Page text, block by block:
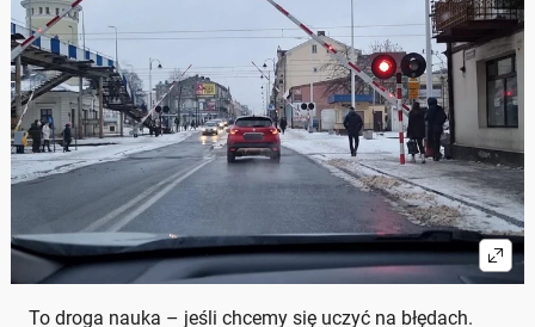
To droga nauka – jeśli chcemy się uczyć na błędach.